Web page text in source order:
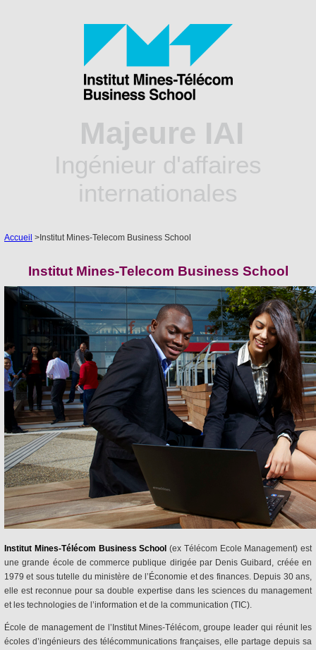
Majeure IAI
Ingénieur d'affaires
internationales
Accueil > Institut Mines-Telecom Business School
Institut Mines-Telecom Business School
Institut Mines-Télécom Business School (ex Télécom Ecole Management) est
une grande école de commerce publique dirigée par Denis Guibard, créée en
1979 et sous tutelle du ministère de l’Économie et des finances. Depuis 30 ans,
elle est reconnue pour sa double expertise dans les sciences du management
et les technologies de l’information et de la communication (TIC).
École de management de l’Institut Mines-Télécom, groupe leader qui réunit les
écoles d’ingénieurs des télécommunications françaises, elle partage depuis sa